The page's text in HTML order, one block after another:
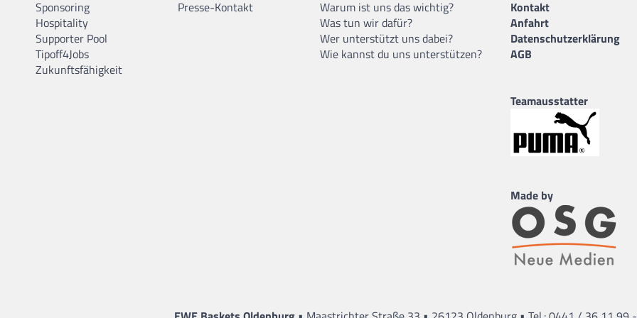
Sponsoring
Hospitality
Supporter Pool
Tipoff4Jobs
Zukunftsfähigkeit
Presse-Kontakt
Warum ist uns das wichtig?
Was tun wir dafür?
Wer unterstützt uns dabei?
Wie kannst du uns unterstützen?
Kontakt
Anfahrt
Datenschutzerklärung
AGB
Teamausstatter
Made by